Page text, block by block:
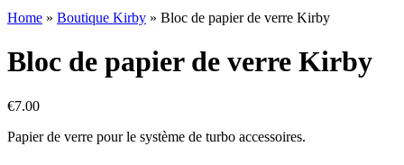
Home » Boutique Kirby » Bloc de papier de verre Kirby
Bloc de papier de verre Kirby
€7.00
Papier de verre pour le système de turbo accessoires.